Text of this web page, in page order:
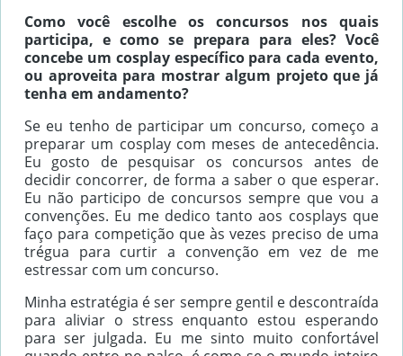
Como você escolhe os concursos nos quais
participa, e como se prepara para eles? Você
concebe um cosplay específico para cada evento,
ou aproveita para mostrar algum projeto que já
tenha em andamento?
Se eu tenho de participar um concurso, começo a
preparar um cosplay com meses de antecedência.
Eu gosto de pesquisar os concursos antes de
decidir concorrer, de forma a saber o que esperar.
Eu não participo de concursos sempre que vou a
convenções. Eu me dedico tanto aos cosplays que
faço para competição que às vezes preciso de uma
trégua para curtir a convenção em vez de me
estressar com um concurso.
Minha estratégia é ser sempre gentil e descontraída
para aliviar o stress enquanto estou esperando
para ser julgada. Eu me sinto muito confortável